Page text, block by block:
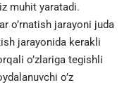
muhit yaratadi.
o’rnatish jarayoni juda
jarayonida kerakli
o’zlariga tegishli
o’z